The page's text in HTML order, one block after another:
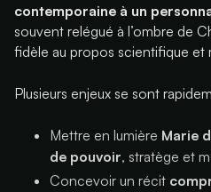
contemporaine à un
souvent relégué à l’ombre de
fidèle au propos scientifique et
Plusieurs enjeux se sont
Mettre en lumière Marie
de pouvoir, stratège et
Concevoir un récit